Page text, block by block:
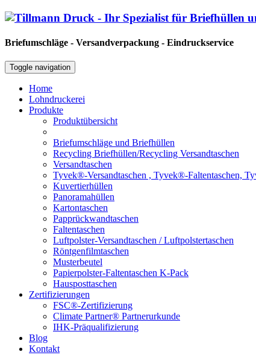
Briefumschläge - Versandverpackung - Eindruckservice
Toggle navigation
Home
Lohndruckerei
Produkte
Produktübersicht
Briefumschläge und Briefhüllen
Recycling Briefhüllen/Recycling Versandtaschen
Versandtaschen
Tyvek®-Versandtaschen , Tyvek®-Faltentaschen,
Kuvertierhüllen
Panoramahüllen
Kartontaschen
Papprückwandtaschen
Faltentaschen
Luftpolster-Versandtaschen / Luftpolstertaschen
Röntgenfilmtaschen
Musterbeutel
Papierpolster-Faltentaschen K-Pack
Hausposttaschen
Zertifizierungen
FSC®-Zertifizierung
Climate Partner® Partnerurkunde
IHK-Präqualifizierung
Blog
Kontakt